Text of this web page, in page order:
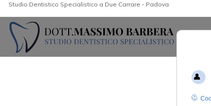
Studio Dentistico Specialistico a Due Carrare - Padova